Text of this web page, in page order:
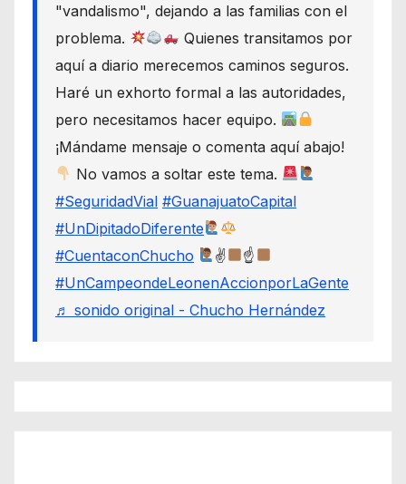
"vandalismo", dejando a las familias con el
problema.
Quienes transitamos por
aquí a diario merecemos caminos seguros.
Haré un exhorto formal a las autoridades,
pero necesitamos hacer equipo.
¡Mándame mensaje o comenta aquí abajo!
No vamos a soltar este tema.
#SeguridadVial #GuanajuatoCapital
#UnDipitadoDiferente
#CuentaconChucho
✌
☝
#UnCampeondeLeonenAccionporLaGente
♬ sonido original - Chucho Hernández